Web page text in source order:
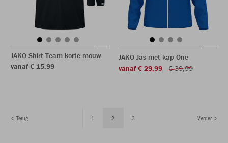
JAKO Shirt Team korte mouw
vanaf € 15,99
JAKO Jas met kap One
vanaf € 29,99
€ 39,99
Terug 1 2 3 Verder